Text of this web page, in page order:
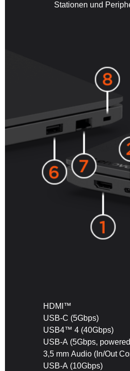
Stationen und
HDMI™
USB-C (5Gbps)
USB4™ 4 (40Gbps)
USB-A (5Gbps,
3,5 mm Audio (In/Out
USB-A (10Gbps)